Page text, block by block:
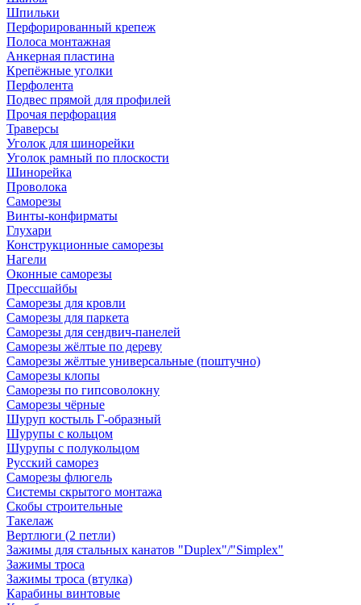
Шпильки
Перфорированный крепеж
Полоса монтажная
Анкерная пластина
Крепёжные уголки
Перфолента
Подвес прямой для профилей
Прочая перфорация
Траверсы
Уголок для шинорейки
Уголок рамный по плоскости
Шинорейка
Проволока
Саморезы
Винты-конфирматы
Глухари
Конструкционные саморезы
Нагели
Оконные саморезы
Прессшайбы
Саморезы для кровли
Саморезы для паркета
Саморезы для сендвич-панелей
Саморезы жёлтые по дереву
Саморезы жёлтые универсальные (поштучно)
Саморезы клопы
Саморезы по гипсоволокну
Саморезы чёрные
Шуруп костыль Г-образный
Шурупы с кольцом
Шурупы с полукольцом
Русский саморез
Саморезы флюгель
Системы скрытого монтажа
Скобы строительные
Такелаж
Вертлюги (2 петли)
Зажимы для стальных канатов "Duplex"/"Simplex"
Зажимы троса
Зажимы троса (втулка)
Карабины винтовые